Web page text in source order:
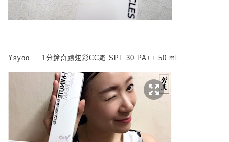
Ysyoo － 1分鐘奇蹟炫彩CC霜 SPF 30 PA++ 50 ml